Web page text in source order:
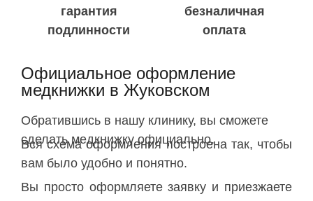
гарантия
подлинности
безналичная
оплата
Официальное оформление
медкнижки в Жуковском
Обратившись в нашу клинику, вы сможете
сделать медкнижку официально.
Вся схема оформления построена так, чтобы
вам было удобно и понятно.
Вы просто оформляете заявку и приезжаете